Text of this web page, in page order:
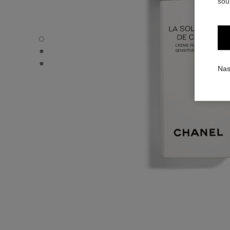
LA SOLUTION 10 DE CHANEL - Výchozí zobrazení
LA SOLUTION 10 DE CHANEL - Alternativní zobrazení 1
LA SOLUTION 10 DE CHANEL - Zobrazení základní textury